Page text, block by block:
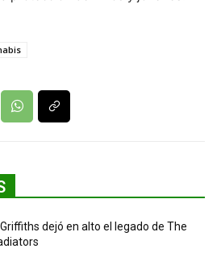
dejó en alto el legado de The